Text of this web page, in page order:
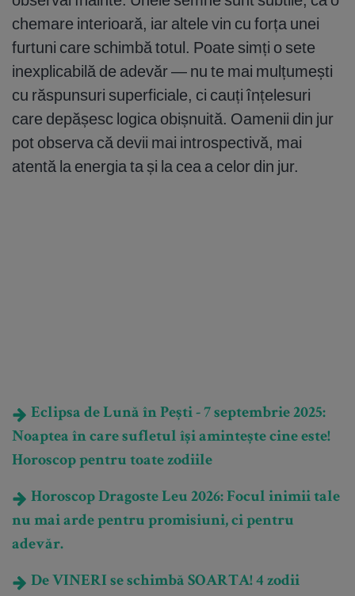
chemare interioară, iar altele vin cu forța unei
furtuni care schimbă totul. Poate simți o sete
inexplicabilă de adevăr — nu te mai mulțumești
cu răspunsuri superficiale, ci cauți înțelesuri
care depășesc logica obișnuită. Oamenii din jur
pot observa că devii mai introspectivă, mai
atentă la energia ta și la cea a celor din jur.
Eclipsa de Lună în Pești - 7 septembrie 2025:
Noaptea în care sufletul își amintește cine este!
Horoscop pentru toate zodiile
Horoscop Dragoste Leu 2026: Focul inimii tale
nu mai arde pentru promisiuni, ci pentru
adevăr.
De VINERI se schimbă SOARTA! 4 zodii